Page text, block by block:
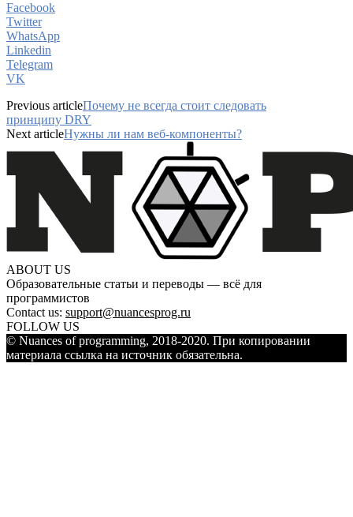
Facebook
Twitter
WhatsApp
Linkedin
Telegram
VK
Previous articleПочему не всегда стоит следовать
принципу DRY
Next articleНужны ли нам веб-компоненты?
ABOUT US
Образовательные статьи и переводы — всё для
программистов
Contact us: support@nuancesprog.ru
FOLLOW US
© Nuances of programming, 2018-2020. При копировании
материала ссылка на источник обязательна.